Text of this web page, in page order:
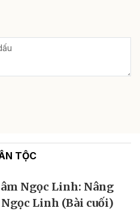
TỘC
Ngọc Linh: Nâng
Linh (Bài cuối)